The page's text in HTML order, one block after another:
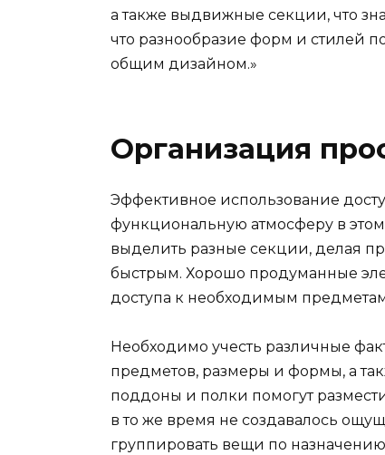
а также выдвижные секции, что
что разнообразие форм и стилей
общим дизайном.»
Организация
Эффективное использование
функциональную атмосферу в
выделить разные секции, делая
быстрым. Хорошо продуманные
доступа к необходимым
Необходимо учесть различные
предметов, размеры и формы, а
поддоны и полки помогут
в то же время не создавалось
группировать вещи по